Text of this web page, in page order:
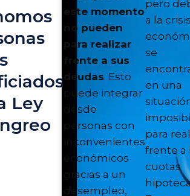
Ley
este momento
no pueden
para realizar
frente a sus
deudas. Esto
puede integrar
desde
personas con
inconvenientes
económicos
gracias a un
desempleo,
pero
a la crisis
se
en una
para
frente a
cuotas